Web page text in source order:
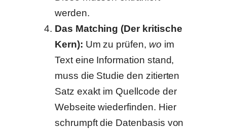
werden.
Das Matching (Der kritische
Kern): Um zu prüfen, wo im
Text eine Information stand,
muss die Studie den zitierten
Satz exakt im Quellcode der
Webseite wiederfinden. Hier
schrumpft die Datenbasis von